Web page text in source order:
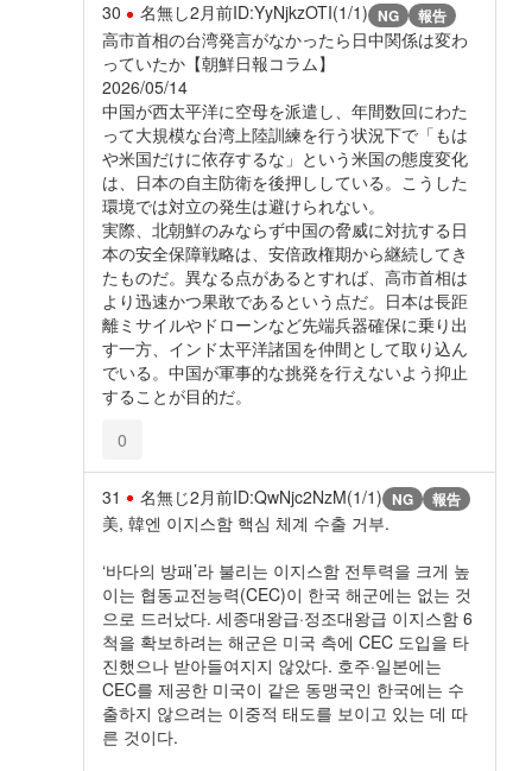
30 名無し2月前ID:YyNjkzOTI(1/1) NG 報告
高市首相の台湾発言がなかったら日中関係は変わ
っていたか【朝鮮日報コラム】
2026/05/14
中国が西太平洋に空母を派遣し、年間数回にわた
って大規模な台湾上陸訓練を行う状況下で「もは
や米国だけに依存するな」という米国の態度変化
は、日本の自主防衛を後押ししている。こうした
環境では対立の発生は避けられない。
実際、北朝鮮のみならず中国の脅威に対抗する日
本の安全保障戦略は、安倍政権期から継続してき
たものだ。異なる点があるとすれば、高市首相は
より迅速かつ果敢であるという点だ。日本は長距
離ミサイルやドローンなど先端兵器確保に乗り出
す一方、インド太平洋諸国を仲間として取り込ん
でいる。中国が軍事的な挑発を行えないよう抑止
することが目的だ。
0
31 名無じ2月前ID:QwNjc2NzM(1/1) NG 報告
美, 韓엔 이지스함 핵심 체계 수출 거부.
‘바다의 방패’라 불리는 이지스함 전투력을 크게 높
이는 협동교전능력(CEC)이 한국 해군에는 없는 것
으로 드러났다. 세종대왕급·정조대왕급 이지스함 6
척을 확보하려는 해군은 미국 측에 CEC 도입을 타
진했으나 받아들여지지 않았다. 호주·일본에는
CEC를 제공한 미국이 같은 동맹국인 한국에는 수
출하지 않으려는 이중적 태도를 보이고 있는 데 따
른 것이다.